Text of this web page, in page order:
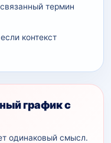
термин
контекст
график с
одинаковый смысл.